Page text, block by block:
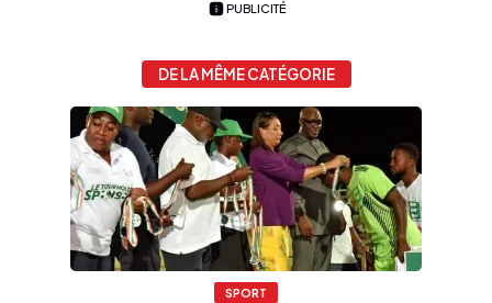
PUBLICITÉ
DE LA MÊME CATÉGORIE
SPORT